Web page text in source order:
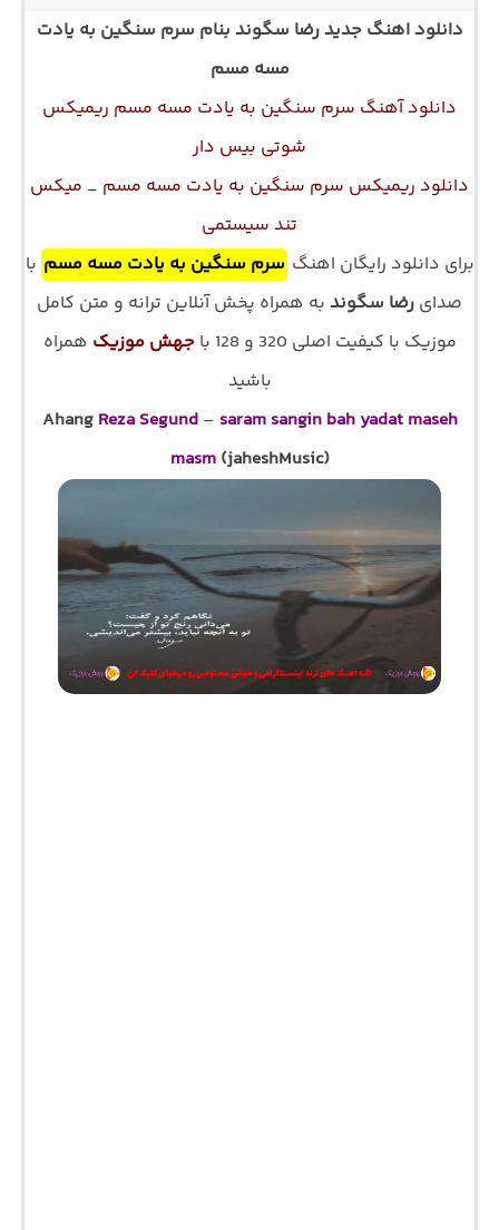
دانلود اهنگ جدید رضا سگوند بنام سرم سنگین به یادت
مسه مسم
دانلود آهنگ سرم سنگین به یادت مسه مسم ریمیکس
شوتی بیس دار
دانلود ریمیکس سرم سنگین به یادت مسه مسم _ میکس
تند سیستمی
برای دانلود رایگان اهنگ سرم سنگین به یادت مسه مسم با
صدای رضا سگوند به همراه پخش آنلاین ترانه و متن کامل
موزیک با کیفیت اصلی 320 و 128 با
جهش موزیک همراه
باشید
Ahang Reza Segund– saram sangin bah yadat maseh
masm(jaheshMusic)